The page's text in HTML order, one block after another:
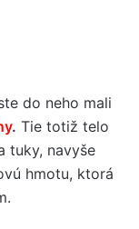
do neho mali
. Tie totiž telo
tuky, navyše
hmotu, ktorá